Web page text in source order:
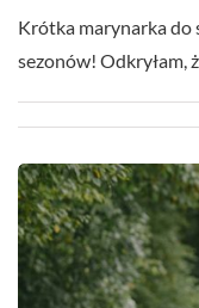
Krótka marynarka
sezonów! Odkryłam,